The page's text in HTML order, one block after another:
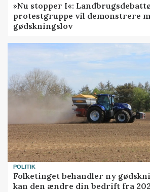
»Nu stopper I«:
protestgruppe vil demonstrere
gødskningslov
POLITIK
Folketinget behandler ny
kan den ændre din bedrift fra